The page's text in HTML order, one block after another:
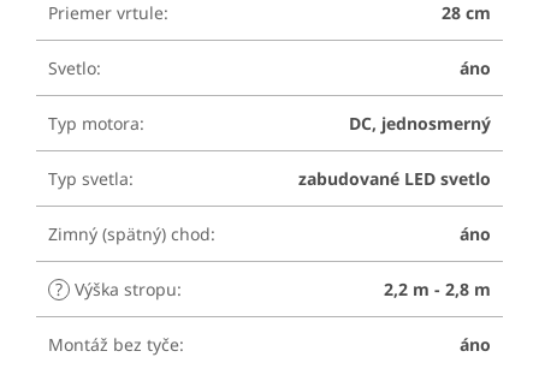
Priemer vrtule: 28 cm
Svetlo: áno
Typ motora: DC, jednosmerný
Typ svetla: zabudované LED svetlo
Zimný (spätný) chod: áno
? Výška stropu: 2,2 m - 2,8 m
Montáž bez tyče: áno